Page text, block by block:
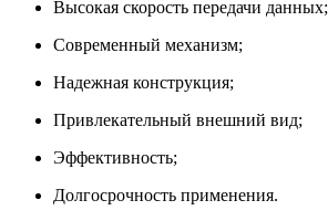
Высокая скорость передачи данных;
Современный механизм;
Надежная конструкция;
Привлекательный внешний вид;
Эффективность;
Долгосрочность применения.